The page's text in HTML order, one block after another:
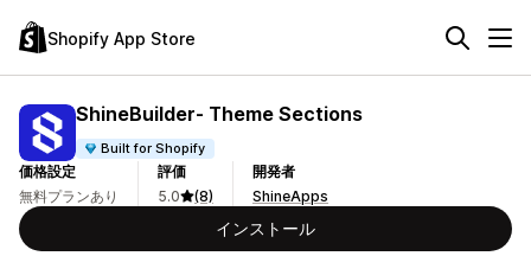
Shopify App Store
ShineBuilder‑ Theme Sections
Built for Shopify
価格設定
無料プランあり
評価
5.0
(8)
開発者
ShineApps
インストール